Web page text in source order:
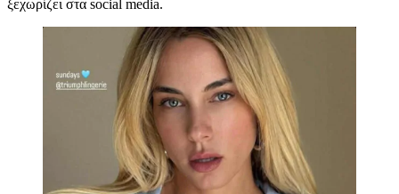
ξεχωρίζει στα social media.